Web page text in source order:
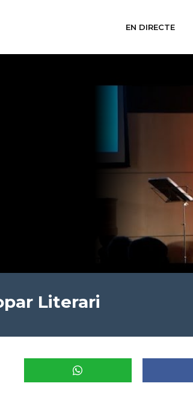
EN DIRECTE
Literari